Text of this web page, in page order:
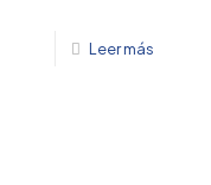
Leer más